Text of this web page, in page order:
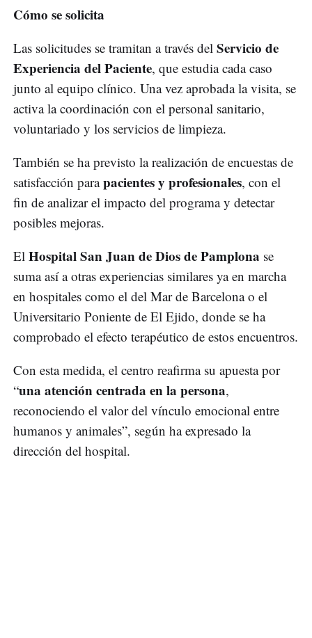
Cómo se solicita
Las solicitudes se tramitan a través del Servicio de
Experiencia del Paciente, que estudia cada caso
junto al equipo clínico. Una vez aprobada la visita, se
activa la coordinación con el personal sanitario,
voluntariado y los servicios de limpieza.
También se ha previsto la realización de encuestas de
satisfacción parapacientes y profesionales, con el
fin de analizar el impacto del programa y detectar
posibles mejoras.
El Hospital San Juan de Dios de Pamplona se
suma así a otras experiencias similares ya en marcha
en hospitales como el del Mar de Barcelona o el
Universitario Poniente de El Ejido, donde se ha
comprobado el efecto terapéutico de estos encuentros.
Con esta medida, el centro reafirma su apuesta por
“una atención centrada en la persona,
reconociendo el valor del vínculo emocional entre
humanos y animales”, según ha expresado la
dirección del hospital.